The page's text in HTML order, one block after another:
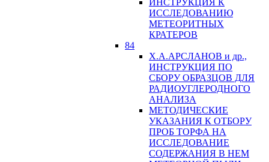
ИНСТРУКЦИЯ К
ИССЛЕДОВАНИЮ
МЕТЕОРИТНЫХ
КРАТЕРОВ
84
Х.А.АРСЛАНОВ и др.,
ИНСТРУКЦИЯ ПО
СБОРУ ОБРАЗЦОВ ДЛЯ
РАДИОУГЛЕРОДНОГО
АНАЛИЗА
МЕТОДИЧЕСКИЕ
УКАЗАНИЯ К ОТБОРУ
ПРОБ ТОРФА НА
ИССЛЕДОВАНИЕ
СОДЕРЖАНИЯ В НЕМ